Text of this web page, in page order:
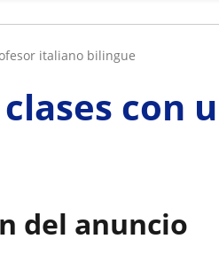
italiano bilingue
con
del anuncio